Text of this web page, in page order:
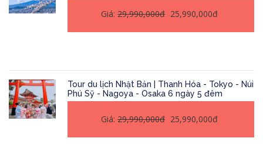
Giá: 29,990,000đ 25,990,000đ
Tour du lịch Nhật Bản | Thanh Hóa - Tokyo - Núi
Phú Sỹ - Nagoya - Osaka 6 ngày 5 đêm
Giá: 29,990,000đ 25,990,000đ